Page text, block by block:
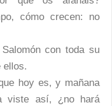
cómo crecen: no
con toda su
ellos.
hoy es, y mañana
viste así, ¿no hará